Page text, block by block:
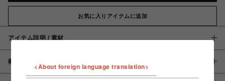
お気に入りアイテムに追加
アイテム説明 / 素材
概要
<About foreign language translation>